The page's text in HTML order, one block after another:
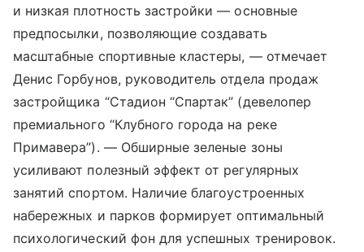
и низкая плотность застройки — основные
предпосылки, позволяющие создавать
масштабные спортивные кластеры, — отмечает
Денис Горбунов, руководитель отдела продаж
застройщика “Стадион “Спартак” (девелопер
премиального “Клубного города на реке
Примавера”). — Обширные зеленые зоны
усиливают полезный эффект от регулярных
занятий спортом. Наличие благоустроенных
набережных и парков формирует оптимальный
психологический фон для успешных тренировок.